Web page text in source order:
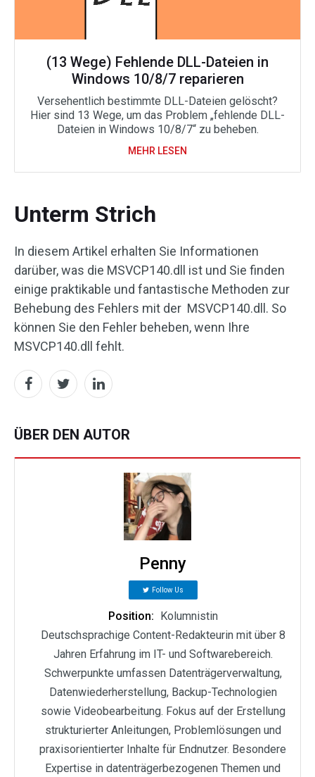
(13 Wege) Fehlende DLL-Dateien in
Windows 10/8/7 reparieren
Versehentlich bestimmte DLL-Dateien gelöscht?
Hier sind 13 Wege, um das Problem „fehlende DLL-
Dateien in Windows 10/8/7“ zu beheben.
MEHR LESEN
Unterm Strich
In diesem Artikel erhalten Sie Informationen
darüber, was die MSVCP140.dll ist und Sie finden
einige praktikable und fantastische Methoden zur
Behebung des Fehlers mit der MSVCP140.dll. So
können Sie den Fehler beheben, wenn Ihre
MSVCP140.dll fehlt.
ÜBER DEN AUTOR
Penny
Follow Us
Position: Kolumnistin
Deutschsprachige Content-Redakteurin mit über 8
Jahren Erfahrung im IT- und Softwarebereich.
Schwerpunkte umfassen Datenträgerverwaltung,
Datenwiederherstellung, Backup-Technologien
sowie Videobearbeitung. Fokus auf der Erstellung
strukturierter Anleitungen, Problemlösungen und
praxisorientierter Inhalte für Endnutzer. Besondere
Expertise in datenträgerbezogenen Themen und